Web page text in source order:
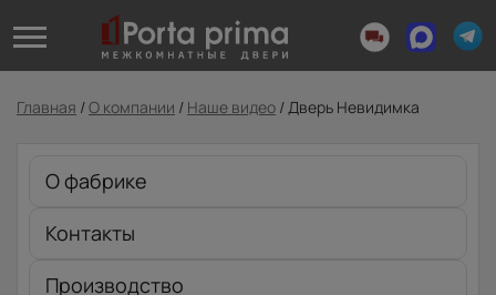
Главная /О компании / Наше видео /Дверь Невидимка
О фабрике
Контакты
Производство